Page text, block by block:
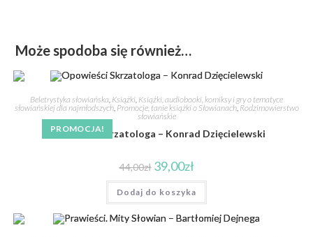
Może spodoba się również…
PROMOCJA!
Beletrystyka słowiańska, Książki, Książki, audiobooki, komiksy i gry o tematyce
słowiańskiej dla najmłodszych, Promocje, tanie książki o Słowianach, Rodzimowierstwo
słowiańskie
Opowieści Skrzatologa – Konrad Dzięcielewski
44,00zł 39,00zł
Dodaj do koszyka